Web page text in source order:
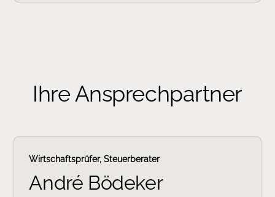
Ihre Ansprechpartner
Wirtschaftsprüfer, Steuerberater
André Bödeker